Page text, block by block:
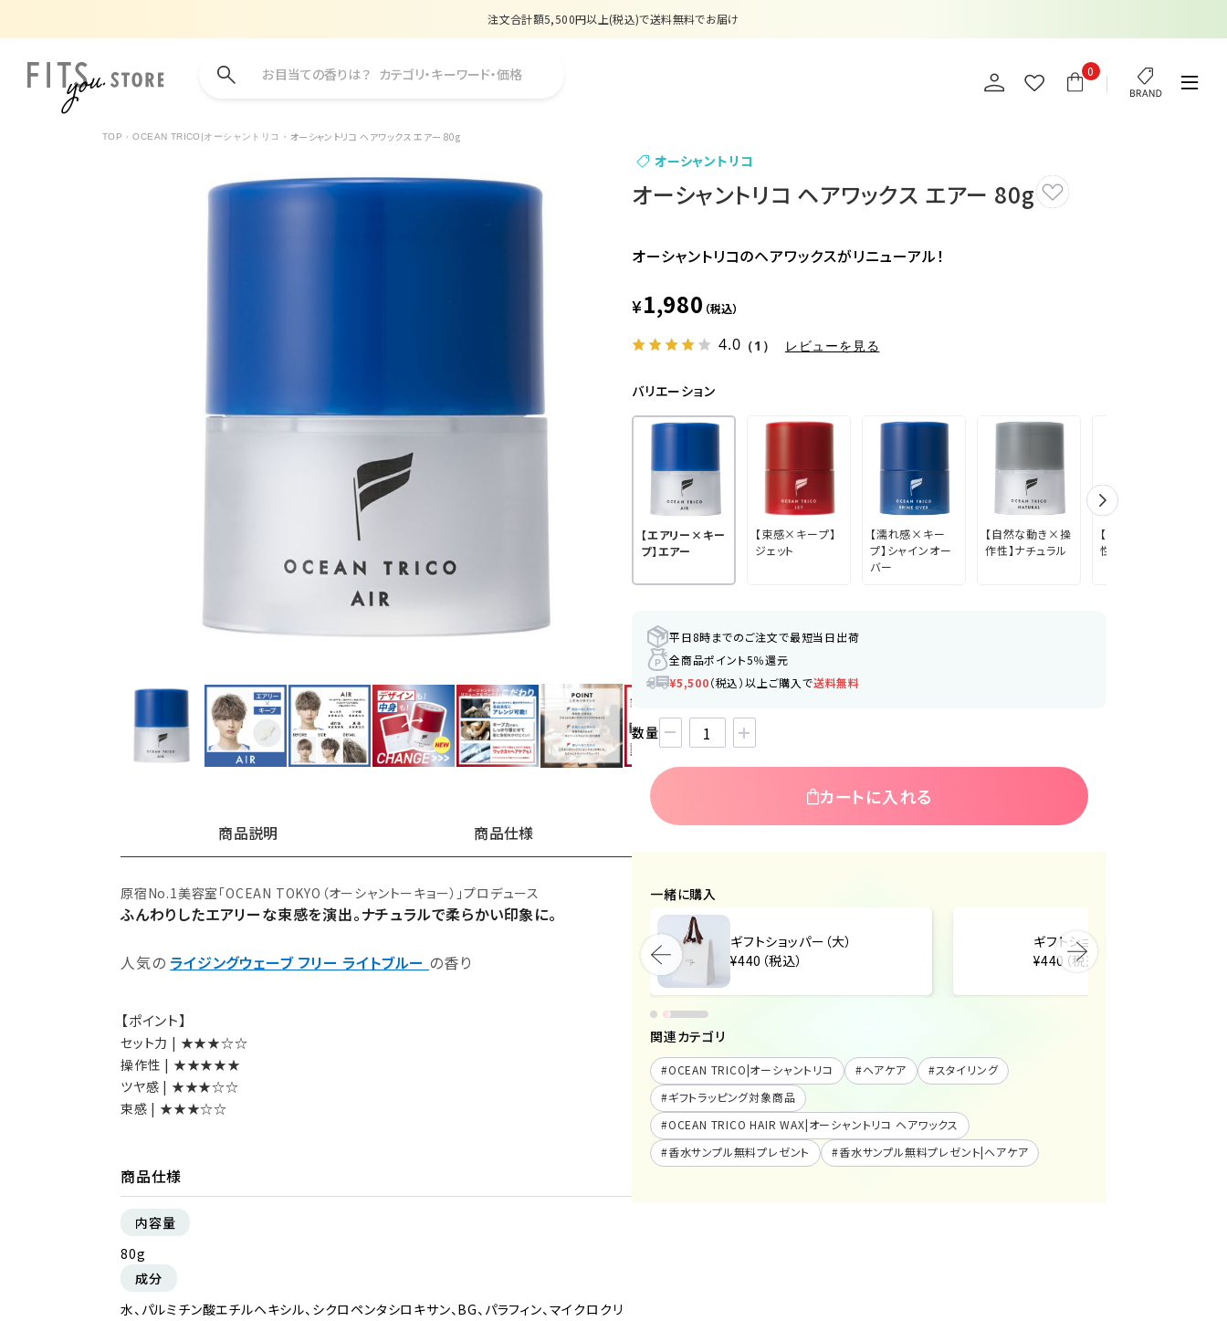
注文合計額5,500円以上(税込)で送料無料でお届け
【数量限定】購入金額6,000円(税込)以上で香水サンプルプレゼント
注文合計額5,500円以上(税込)で送料無料でお届け
0
お目当ての香りは？ カテゴリ・キーワード・価格
TOP OCEAN TRICO|オーシャントリコ オーシャントリコ ヘアワックス エアー 80g
商品説明 商品仕様
原宿No.1美容室「OCEAN TOKYO（オーシャントーキョー）」プロデュース
ふんわりしたエアリーな束感を演出。ナチュラルで柔らかい印象に。
人気の ライジングウェーブ フリー ライトブルー の香り
【ポイント】
セット力 | ★★★☆☆
操作性 | ★★★★★
ツヤ感 | ★★★☆☆
束感 | ★★★☆☆
商品仕様
内容量
80g
成分
水、パルミチン酸エチルヘキシル、シクロペンタシロキサン、BG、パラフィン、マイクロクリ
オーシャントリコ
オーシャントリコ ヘアワックス エアー 80g
オーシャントリコのヘアワックスがリニューアル！
¥1,980 （税込）
4.0 （1） レビューを見る
バリエーション
【エアリー×キー
プ】エアー
【束感×キープ】
ジェット
【濡れ感×キー
プ】シャインオー
バー
【自然な動き×操
作性】ナチュラル
【立体感×操作
性】エッジ
平日8時までのご注文で最短当日出荷
全商品ポイント5％還元
¥5,500（税込）以上ご購入で送料無料
数量
カートに入れる
一緒に購入
¥440（税込）
¥1,595（税込）
ギフトショッパー（大）
¥440（税込）
ギフトショッパー（中）
¥440（税込）
関連カテゴリ
#OCEAN TRICO|オーシャントリコ #ヘアケア #スタイリング
#ギフトラッピング対象商品
#OCEAN TRICO HAIR WAX|オーシャントリコ ヘアワックス
#香水サンプル無料プレゼント #香水サンプル無料プレゼント|ヘアケア